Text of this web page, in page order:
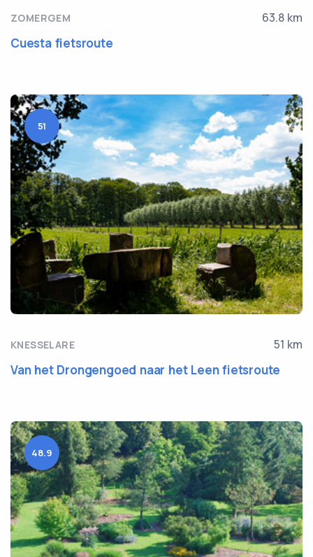
ZOMERGEM 63.8 km
Cuesta fietsroute
51
KNESSELARE 51 km
Van het Drongengoed naar het Leen fietsroute
48.9